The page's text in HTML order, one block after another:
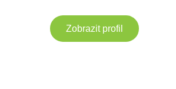
Zobrazit profil